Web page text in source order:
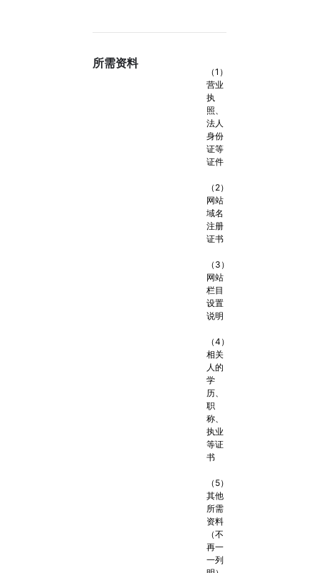
所需资料
（1）
营业
执
照、
法人
身份
证等
证件
（2）
网站
域名
注册
证书
（3）
网站
栏目
设置
说明
（4）
相关
人的
学
历、
职
称、
执业
等证
书
（5）
其他
所需
资料
（不
再一
一列